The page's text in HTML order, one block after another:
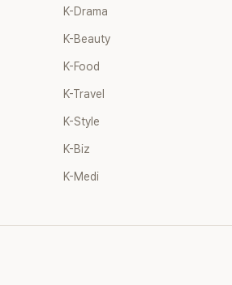
K-Drama
K-Beauty
K-Food
K-Travel
K-Style
K-Biz
K-Medi